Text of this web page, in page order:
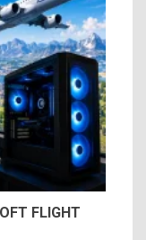
FLIGHT